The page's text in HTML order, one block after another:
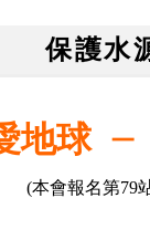
保護水
地球
(本會報名第79